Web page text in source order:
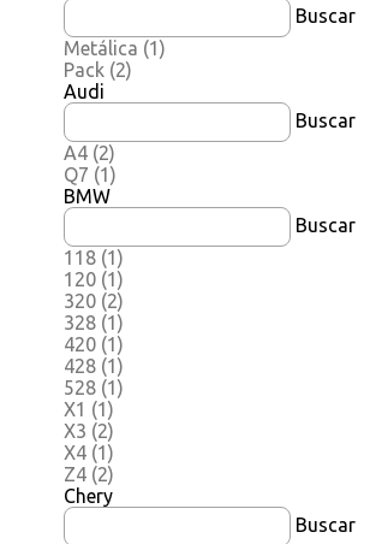
Buscar
Metálica (1)
Pack (2)
Audi
Buscar
A4 (2)
Q7 (1)
BMW
Buscar
118 (1)
120 (1)
320 (2)
328 (1)
420 (1)
428 (1)
528 (1)
X1 (1)
X3 (2)
X4 (1)
Z4 (2)
Chery
Buscar